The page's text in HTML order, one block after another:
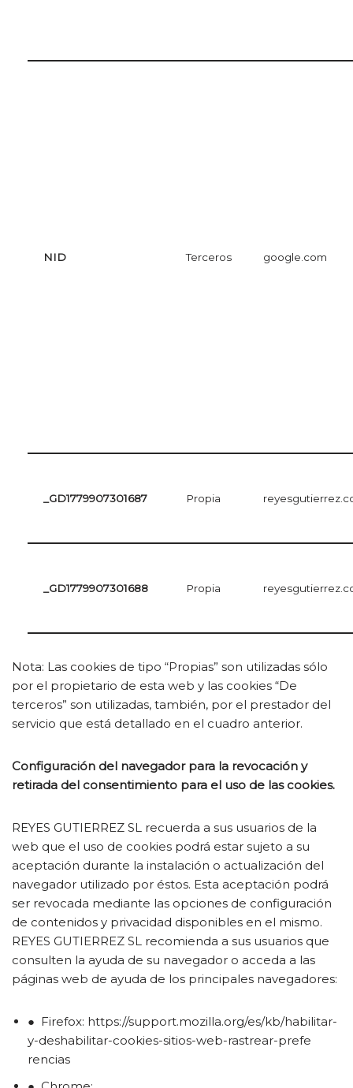
NID Terceros google.com
_GD1779907301687 Propia
_GD1779907301688 Propia
Nota: Las cookies de tipo “Propias” son utilizadas sólo
por el propietario de esta web y las cookies “De
terceros” son utilizadas, también, por el prestador del
servicio que está detallado en el cuadro anterior.
Configuración del navegador para la revocación y
retirada del consentimiento para el uso de las cookies.
REYES GUTIERREZ SL recuerda a sus usuarios de la
web que el uso de cookies podrá estar sujeto a su
aceptación durante la instalación o actualización del
navegador utilizado por éstos. Esta aceptación podrá
ser revocada mediante las opciones de configuración
de contenidos y privacidad disponibles en el mismo.
REYES GUTIERREZ SL recomienda a sus usuarios que
consulten la ayuda de su navegador o acceda a las
páginas web de ayuda de los principales navegadores:
● Firefox: https://support.mozilla.org/es/kb/habilitar-
y-deshabilitar-cookies-sitios-web-rastrear-prefe
rencias